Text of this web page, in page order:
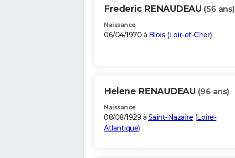
Frederic RENAUDEAU (56 ans)
Naissance
06/04/1970 à Blois (Loir-et-Cher)
Helene RENAUDEAU (96 ans)
Naissance
08/08/1929 à Saint-Nazaire (Loire-
Atlantique)